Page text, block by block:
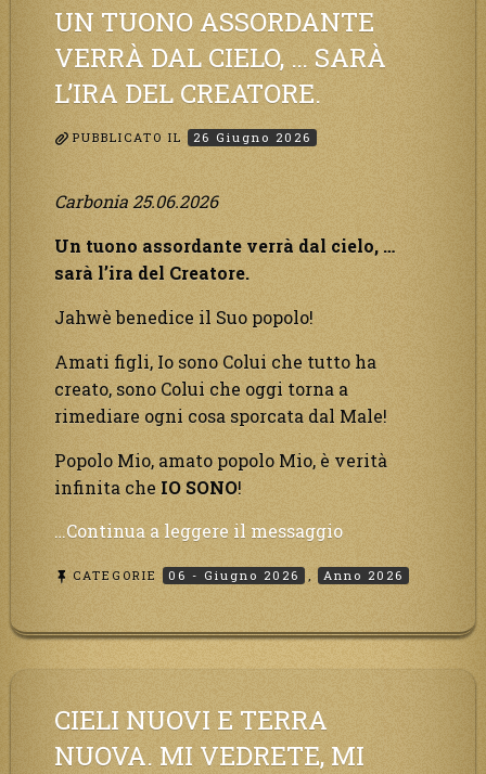
sarà
presa
d’assalto.”
UN TUONO ASSORDANTE
VERRÀ DAL CIELO, … SARÀ
L’IRA DEL CREATORE.
PUBBLICATO IL 26 Giugno 2026
Carbonia 25.06.2026
Un tuono assordante verrà dal cielo, …
sarà l’ira del Creatore.
Jahwè benedice il Suo popolo!
Amati figli, Io sono Colui che tutto ha
creato, sono Colui che oggi torna a
rimediare ogni cosa sporcata dal Male!
Popolo Mio, amato popolo Mio, è verità
infinita che IO SONO!
…Continua a leggere il messaggio“Un
assordante
dal
del
CATEGORIE 06 - Giugno 2026 , Anno 2026
CIELI NUOVI E TERRA
NUOVA. MI VEDRETE, MI